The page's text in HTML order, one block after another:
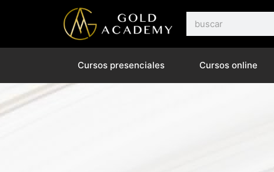
Buscar
Cursos presenciales Cursos online